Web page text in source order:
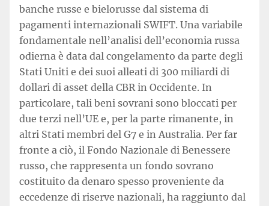
banche russe e bielorusse dal sistema di
pagamenti internazionali SWIFT. Una variabile
fondamentale nell’analisi dell’economia russa
odierna è data dal congelamento da parte degli
Stati Uniti e dei suoi alleati di 300 miliardi di
dollari di asset della CBR in Occidente. In
particolare, tali beni sovrani sono bloccati per
due terzi nell’UE e, per la parte rimanente, in
altri Stati membri del G7 e in Australia. Per far
fronte a ciò, il Fondo Nazionale di Benessere
russo, che rappresenta un fondo sovrano
costituito da denaro spesso proveniente da
eccedenze di riserve nazionali, ha raggiunto dal